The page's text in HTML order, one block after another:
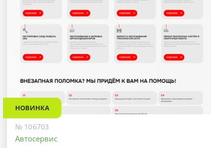
НОВИНКА
№ 106703
Автосервис